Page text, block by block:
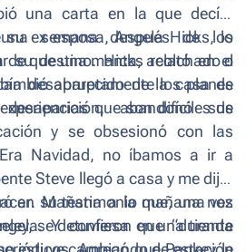
una carta en la que decía:
una semana después de los
de que una manta, acolchado o
desaparecido de la casa de
que son difíciles de
ex esposa, Angela Hicks, lo
su destino. Hicks relató en el
abruptamente los planes
abandonó sus
y se obsesionó con las
Era Navidad, no íbamos a ir a
Steve llegó a casa y me dijo:
Mañana a la mañana nos
Y confiesa que “durante
en su testimonio que, una vez
se detuvieron en una tienda